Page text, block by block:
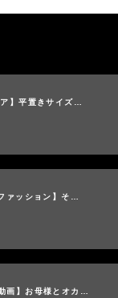
】平置きサイズ…
ァッション】そ…
画】お母様とオカ…